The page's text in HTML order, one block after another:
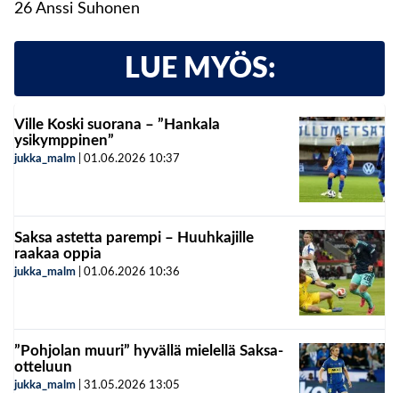
26 Anssi Suhonen
LUE MYÖS:
Ville Koski suorana – ”Hankala
ysikymppinen”
jukka_malm 01.06.2026 10:37
Saksa astetta parempi – Huuhkajille
raakaa oppia
jukka_malm 01.06.2026 10:36
”Pohjolan muuri” hyvällä mielellä Saksa-
otteluun
jukka_malm 31.05.2026 13:05